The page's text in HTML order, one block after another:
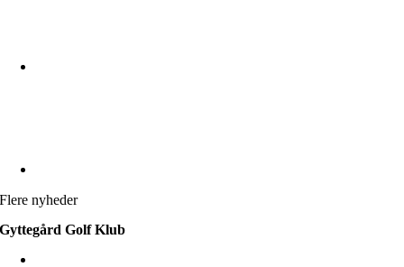
Flere nyheder
Gyttegård Golf Klub